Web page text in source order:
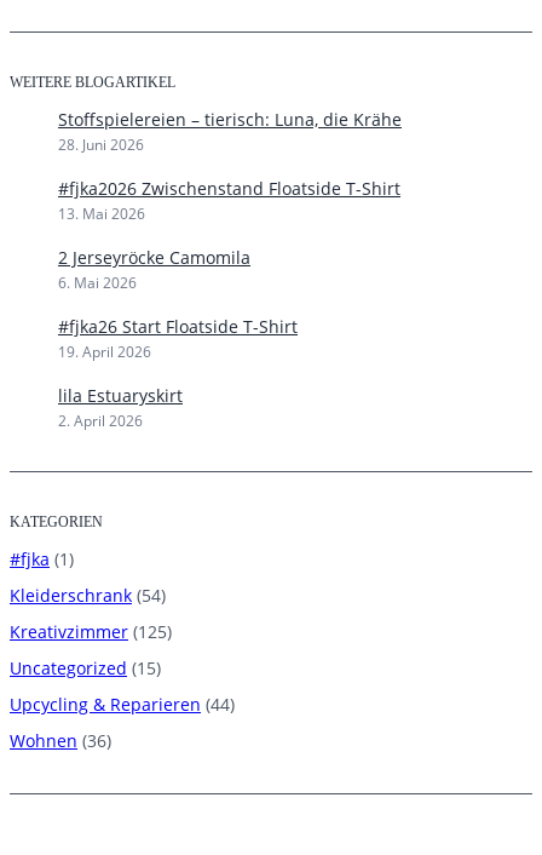
WEITERE BLOGARTIKEL
Stoffspielereien – tierisch: Luna, die Krähe
28. Juni 2026
#fjka2026 Zwischenstand Floatside T-Shirt
13. Mai 2026
2 Jerseyröcke Camomila
6. Mai 2026
#fjka26 Start Floatside T-Shirt
19. April 2026
lila Estuaryskirt
2. April 2026
KATEGORIEN
#fjka (1)
Kleiderschrank (54)
Kreativzimmer (125)
Uncategorized (15)
Upcycling & Reparieren (44)
Wohnen (36)